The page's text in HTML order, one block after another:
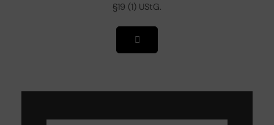
§19 (1) UStG.